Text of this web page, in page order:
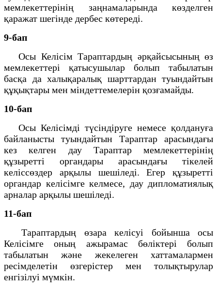
мемлекеттерінің заңнамаларында көзделген
қаражат шегінде дербес көтереді.
9-бап
Осы Келісім Тараптардың әрқайсысының өз
мемлекеттері қатысушылар болып табылатын
басқа да халықаралық шарттардан туындайтын
құқықтары мен міндеттемелерін қозғамайды.
10-бап
Осы Келісімді түсіндіруге немесе қолдануға
байланысты туындайтын Тараптар арасындағы
кез келген дау Тараптар мемлекеттерінің
құзыретті органдары арасындағы тікелей
келіссөздер арқылы шешіледі. Егер құзыретті
органдар келісімге келмесе, дау дипломатиялық
арналар арқылы шешіледі.
11-бап
Тараптардың өзара келісуі бойынша осы
Келісімге оның ажырамас бөліктері болып
табылатын және жекелеген хаттамалармен
ресімделетін өзгерістер мен толықтырулар
енгізілуі мүмкін.